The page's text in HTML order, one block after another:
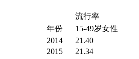
流行率
年份
15-49岁女性
2014
21.40
2015
21.34